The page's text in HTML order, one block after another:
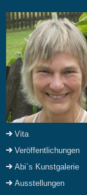
Vita
Veröffentlichungen
Abi`s Kunstgalerie
Ausstellungen